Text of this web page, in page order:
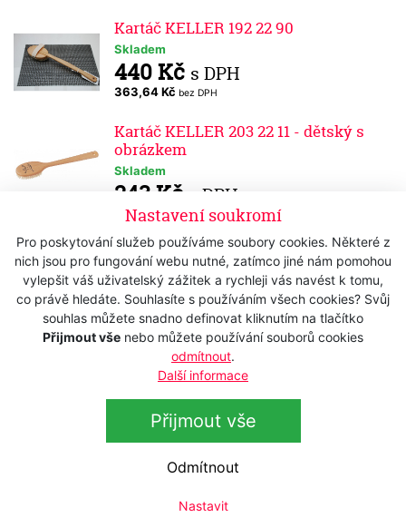
Nastavení soukromí
Pro poskytování služeb používáme soubory cookies. Některé z
nich jsou pro fungování webu nutné, zatímco jiné nám pomohou
vylepšit váš uživatelský zážitek a rychleji vás navést k tomu,
co právě hledáte. Souhlasíte s používáním všech cookies? Svůj
souhlas můžete snadno definovat kliknutím na tlačítko
Přijmout vše nebo můžete používání souborů cookies
odmítnout.
Další informace
Přijmout vše
Odmítnout
Nastavit
Kartáč KELLER 192 22 90
Skladem
440 Kč s DPH
363,64 Kč bez DPH
Kartáč KELLER 203 22 11 - dětský s
obrázkem
Skladem
243 Kč s DPH
200,83 Kčbez DPH
Kartáč KELLER 196 60 12 FAVORA - do
koupelny
Skladem
285 Kč s DPH
235,54 Kčbez DPH
Masážní kartáč KELLER 200 22 86 -
Skladem
830 Kč s DPH
Masážní kartáč KELLER 200 25 32
Exclusive - oliva